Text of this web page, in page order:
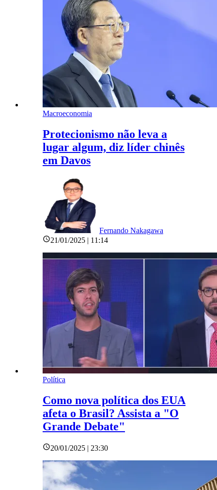
Macroeconomia
Protecionismo não leva a
lugar algum, diz líder chinês
em Davos
Fernando Nakagawa
21/01/2025 | 11:14
Política
Como nova política dos EUA
afeta o Brasil? Assista a "O
Grande Debate"
20/01/2025 | 23:30